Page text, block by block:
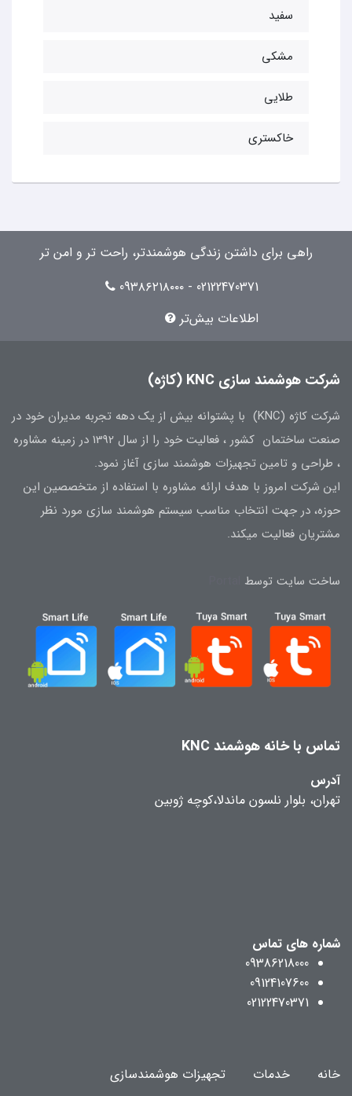
سفید
مشکی
طلایی
خاکستری
راهی برای داشتن زندگی هوشمندتر، راحت تر و امن تر
02122470371 - 09۳۸۶۲۱۸۰۰۰
اطلاعات بیش‌تر
شرکت هوشمند سازی KNC (کاژه)
شرکت کاژه (KNC) با پشتوانه بیش از یک دهه تجربه مدیران خود در
صنعت ساختمان کشور ، فعالیت خود را از سال 1392 در زمینه مشاوره
، طراحی و تامین تجهیزات هوشمند سازی آغاز نمود.
این شرکت امروز با هدف ارائه مشاوره با استفاده از متخصصین این
حوزه، در جهت انتخاب مناسب سیستم هوشمند سازی مورد نظر
مشتریان فعالیت میکند.
ساخت سایت توسط
تماس با خانه هوشمند KNC
آدرس
تهران، بلوار نلسون ماندلا،کوچه ژوبین
شماره های تماس
09386218000
09124107600
02122470371
خانه خدمات تجهیزات هوشمندسازی